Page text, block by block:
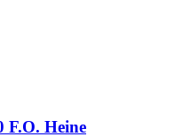
F.O. Heine